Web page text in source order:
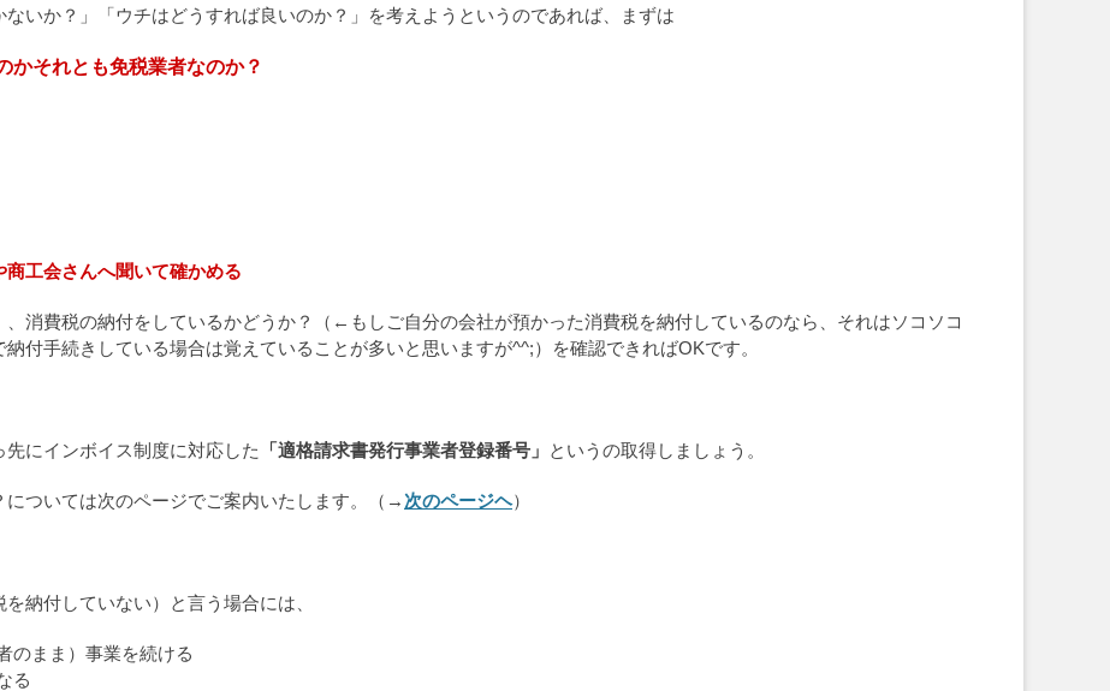
いか？」「ウチはどうすれば良いのか？」を考えようというのであれば、まずは
かそれとも免税業者なのか？
工会さんへ聞いて確かめる
消費税の納付をしているかどうか？（←もしご自分の会社が預かった消費税を納付しているのなら、それはソコソコ
付手続きしている場合は覚えていることが多いと思いますが^^;）を確認できればOKです。
にインボイス制度に対応した 「適格請求書発行事業者登録番号」 というの取得しましょう。
ついては次のページでご案内いたします。（→次のページヘ）
納付していない）と言う場合には、
のまま）事業を続ける
る